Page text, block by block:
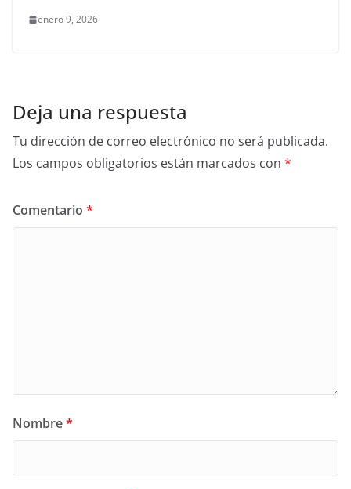
enero 9, 2026
Deja una respuesta
Tu dirección de correo electrónico no será publicada.
Los campos obligatorios están marcados con *
Comentario *
Nombre*